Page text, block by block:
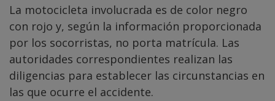
La motocicleta involucrada es de color negro
con rojo y, según la información proporcionada
por los socorristas, no porta matrícula. Las
autoridades correspondientes realizan las
diligencias para establecer las circunstancias en
las que ocurre el accidente.